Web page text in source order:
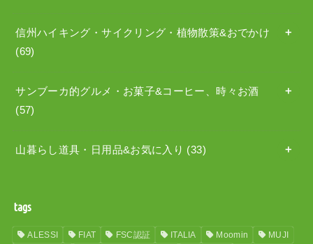
信州ハイキング・サイクリング・植物散策&おでかけ
(69)
サンブーカ的グルメ・お菓子&コーヒー、時々お酒
(57)
山暮らし道具・日用品&お気に入り (33)
tags
ALESSI FIAT FSC認証 ITALIA Moomin
MUJI